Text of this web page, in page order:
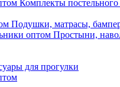
Комплекты постельного
Подушки, матрасы,
Простыни,
для прогулки